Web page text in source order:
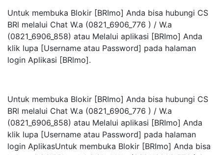
Untuk membuka Blokir [BRImo] Anda bisa hubungi CS
BRl melalui Chat W.a (0821_6906_776 ) / W.a
(0821_6906_858) atau Melalui aplikasi [BRImo] Anda
klik lupa [Username atau Password] pada halaman
login Aplikasi [BRlmo].
Untuk membuka Blokir [BRImo] Anda bisa hubungi CS
BRl melalui Chat W.a (0821_6906_776 ) / W.a
(0821_6906_858) atau Melalui aplikasi [BRImo] Anda
klik lupa [Username atau Password] pada halaman
login AplikasUntuk membuka Blokir [BRImo] Anda bisa